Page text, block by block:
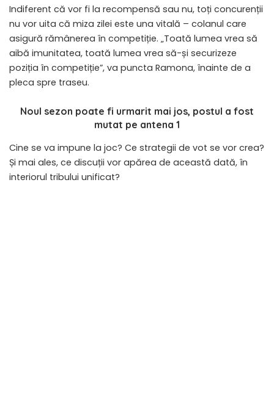
Indiferent că vor fi la recompensă sau nu, toți concurenții
nu vor uita că miza zilei este una vitală – colanul care
asigură rămânerea în competiție. „Toată lumea vrea să
aibă imunitatea, toată lumea vrea să-și securizeze
poziția în competiție”, va puncta Ramona, înainte de a
pleca spre traseu.
Noul sezon poate fi urmarit mai jos, postul a fost
mutat pe antena 1
Cine se va impune la joc? Ce strategii de vot se vor crea?
Și mai ales, ce discuții vor apărea de această dată, în
interiorul tribului unificat?